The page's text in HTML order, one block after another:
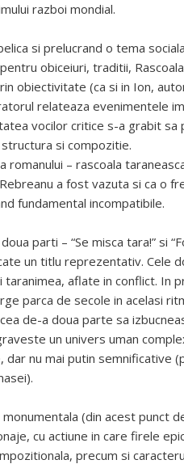
razboi mondial.
si prelucrand o tema
obiceiuri, traditii,
obiectivitate (ca si in Ion,
relateaza evenimentele
vocilor critice s-a grabit sa
si compozitie.
– rascoala
a fost vazuta si ca o
fundamental incompatibile.
parti – “Se misca tara!” si
un titlu reprezentativ. Cele
taranimea, aflate in conflict. In
parca de secole in acelasi
de-a doua parte sa
un univers uman
dar nu mai putin semnificative
(din acest punct
cu actiune in care firele
precum si